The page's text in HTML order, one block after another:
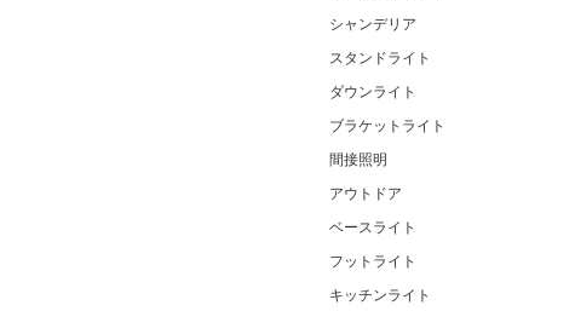
シャンデリア
スタンドライト
ダウンライト
ブラケットライト
間接照明
アウトドア
ベースライト
フットライト
キッチンライト